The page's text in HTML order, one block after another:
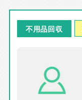
不用品回収